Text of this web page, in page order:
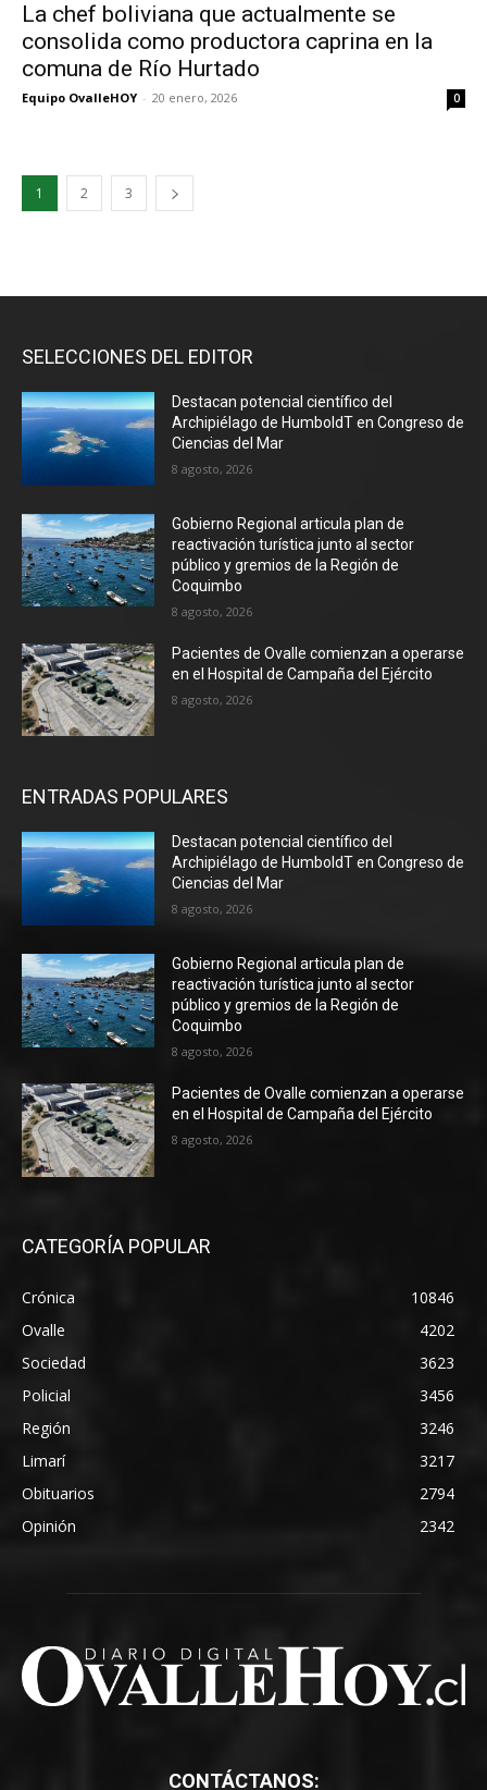
La chef boliviana que actualmente se
consolida como productora caprina en la
comuna de Río Hurtado
Equipo OvalleHOY - 20 enero, 2026 0
1 2 3
SELECCIONES DEL EDITOR
Destacan potencial científico del
Archipiélago de HumboldT en Congreso de
Ciencias del Mar
8 agosto, 2026
Gobierno Regional articula plan de
reactivación turística junto al sector
público y gremios de la Región de
Coquimbo
8 agosto, 2026
Pacientes de Ovalle comienzan a operarse
en el Hospital de Campaña del Ejército
8 agosto, 2026
ENTRADAS POPULARES
Destacan potencial científico del
Archipiélago de HumboldT en Congreso de
Ciencias del Mar
8 agosto, 2026
Gobierno Regional articula plan de
reactivación turística junto al sector
público y gremios de la Región de
Coquimbo
8 agosto, 2026
Pacientes de Ovalle comienzan a operarse
en el Hospital de Campaña del Ejército
8 agosto, 2026
CATEGORÍA POPULAR
Crónica
10846
Ovalle
4202
Sociedad
3623
Policial
3456
Región
3246
Limarí
3217
Obituarios
2794
Opinión
2342
CONTÁCTANOS: